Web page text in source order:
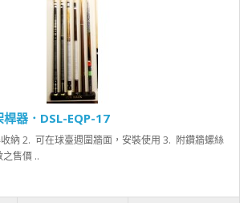
桿器．DSL-EQP-17
納 2. 可在球臺週圍牆面，安裝使用 3. 附鑽牆螺絲
售價 ..